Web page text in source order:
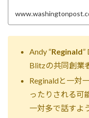
Andy “Reginald”
Blitzの共同創業
Reginaldと一対
ったりされる可
一対多で話すよ